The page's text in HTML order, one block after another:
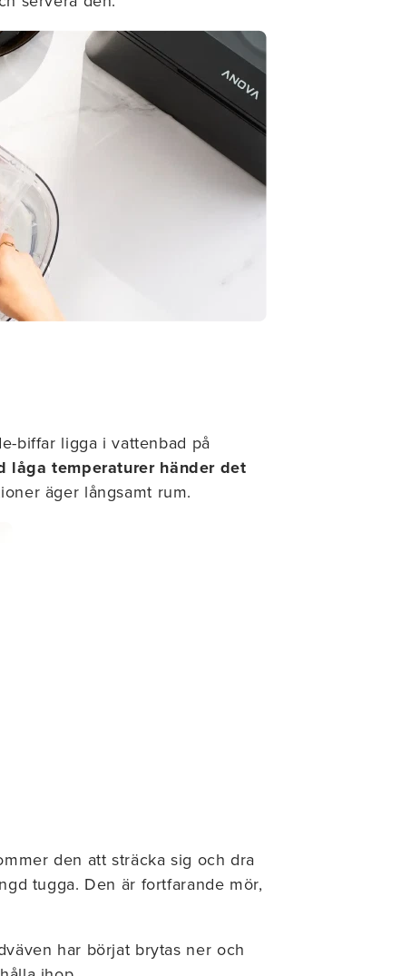
biffar ligga i vattenbad på
låga temperaturer händer det
äger långsamt rum.
den att sträcka sig och dra
tugga. Den är fortfarande mör,
har börjat brytas ner och